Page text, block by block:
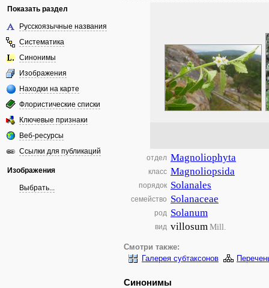
Показать раздел
Русскоязычные названия
Систематика
Синонимы
Изображения
Находки на карте
Флористические списки
Ключевые признаки
Веб-ресурсы
Ссылки для публикаций
Изображения
Выбрать...
отдел Magnoliophyta
класс Magnoliopsida
порядок Solanales
семейство Solanaceae
род Solanum
вид villosumMill.
Смотри также:
Галерея субтаксонов
Синонимы